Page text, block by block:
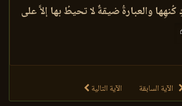
والعبارةُ ضيقةٌ لا تحيطُ بها إلاَّ على
الآية السابقة الآية التالية